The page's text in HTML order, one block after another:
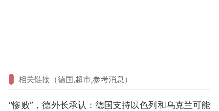
相关链接（德国,超市,参考消息）
“惨败”，德外长承认：德国支持以色列和乌克兰可能